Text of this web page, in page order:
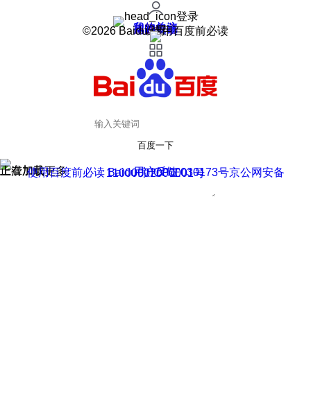
登录
我的关注
我的收藏
皮肤中心
用户反馈
设置
©2026 Baidu 使用百度前必读
百度一下
正在加载
上滑加载更多 用户反馈
使用百度前必读 Baidu 京ICP证030173号
京公网安备11000002000001号